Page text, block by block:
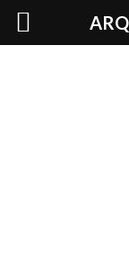
Skip